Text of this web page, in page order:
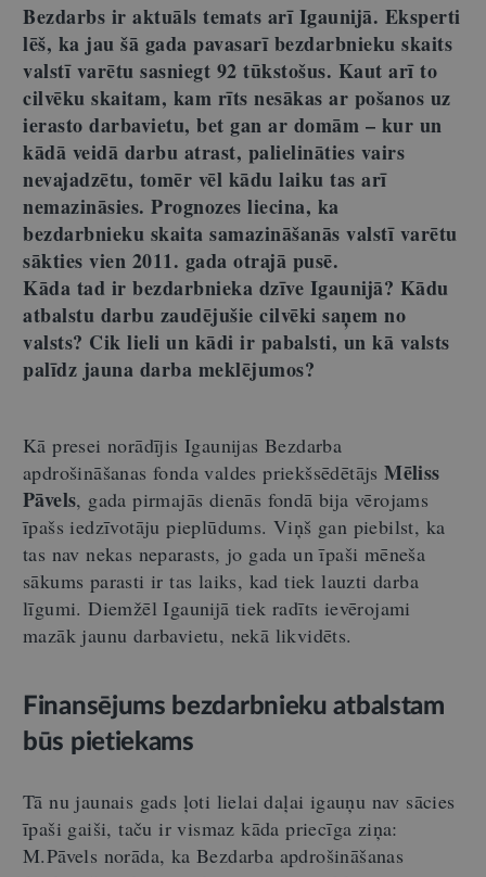
Bezdarbs ir aktuāls temats arī Igaunijā. Eksperti
lēš, ka jau šā gada pavasarī bezdarbnieku skaits
valstī varētu sasniegt 92 tūkstošus. Kaut arī to
cilvēku skaitam, kam rīts nesākas ar pošanos uz
ierasto darbavietu, bet gan ar domām – kur un
kādā veidā darbu atrast, palielināties vairs
nevajadzētu, tomēr vēl kādu laiku tas arī
nemazināsies. Prognozes liecina, ka
bezdarbnieku skaita samazināšanās valstī varētu
sākties vien 2011. gada otrajā pusē.
Kāda tad ir bezdarbnieka dzīve Igaunijā? Kādu
atbalstu darbu zaudējušie cilvēki saņem no
valsts? Cik lieli un kādi ir pabalsti, un kā valsts
palīdz jauna darba meklējumos?
Kā presei norādījis Igaunijas Bezdarba
apdrošināšanas fonda valdes priekšsēdētājsMēliss
Pāvels, gada pirmajās dienās fondā bija vērojams
īpašs iedzīvotāju pieplūdums. Viņš gan piebilst, ka
tas nav nekas neparasts, jo gada un īpaši mēneša
sākums parasti ir tas laiks, kad tiek lauzti darba
līgumi. Diemžēl Igaunijā tiek radīts ievērojami
mazāk jaunu darbavietu, nekā likvidēts.
Finansējums bezdarbnieku atbalstam
būs pietiekams
Tā nu jaunais gads ļoti lielai daļai igauņu nav sācies
īpaši gaiši, taču ir vismaz kāda priecīga ziņa:
M.Pāvels norāda, ka Bezdarba apdrošināšanas